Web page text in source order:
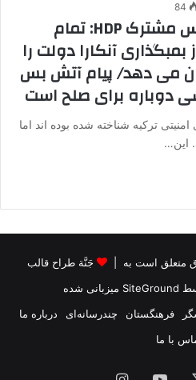
84
فیگن یوکسکداغ، رئیس مشترک HDP: تمام
آنکارا دولت را
می دهد/ پیام آتش بس
دوباره برای صلح است
ترکیه شناخته شده بوده اند اما
این…
جَنَّة طراح قالب
SiteGround میزبانی شده
فرهنگستان چندرسانه‌ای
درباره ما
با ما